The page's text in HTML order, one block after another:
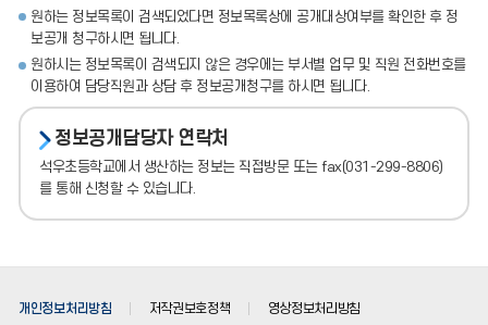
원하는 정보목록이 검색되었다면 정보목록상에 공개대상여부를 확인한 후 정
보공개 청구하시면 됩니다.
원하시는 정보목록이 검색되지 않은 경우에는 부서별 업무 및 직원 전화번호를
이용하여 담당직원과 상담 후 정보공개청구를 하시면 됩니다.
정보공개담당자 연락처
석우초등학교에서 생산하는 정보는 직접방문 또는 fax(031-299-8806)
를 통해 신청할 수 있습니다.
개인정보처리방침 저작권보호정책 영상정보처리방침